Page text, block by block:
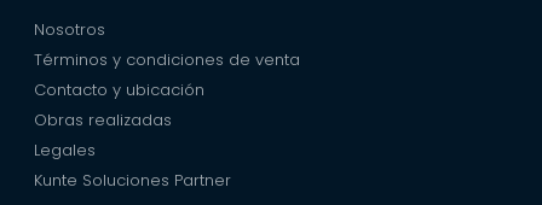
Nosotros
Términos y condiciones de venta
Contacto y ubicación
Obras realizadas
Legales
Kunte Soluciones Partner